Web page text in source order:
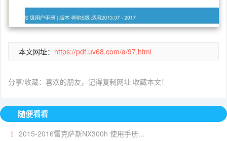
本文网址： https://pdf.uv68.com/a/97.html
分享/收藏：喜欢的朋友，记得复制网址 收藏本文！
随便看看
1 2015-2016雷克萨斯NX300h 使用手册...